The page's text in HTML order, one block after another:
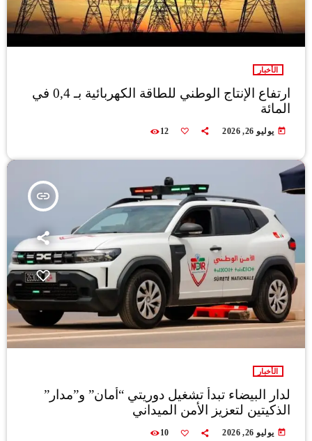
الأخبار
ارتفاع الإنتاج الوطني للطاقة الكهربائية بـ 0,4 في
المائة
today يوليو 26, 2026 12
insert_link
الأخبار
لدار البيضاء تبدأ تشغيل دوريتي “أمان” و”مدار”
الذكيتين لتعزيز الأمن الميداني
today يوليو 26, 2026 10